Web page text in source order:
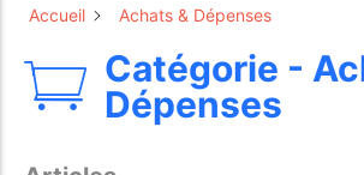
Accueil Achats & Dépenses
Catégorie -
Dépenses